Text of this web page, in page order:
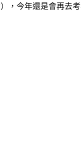
，今年還是會再去